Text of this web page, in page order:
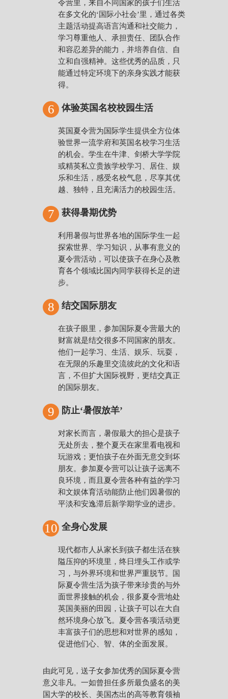
令营里，来自不同国家的孩子们生活
在多文化的‘国际小社会’里，通过各类
主题活动提高语言沟通和社交能力，
学习尊重他人、承担责任、团队合作
和容忍差异的能力，并培养自信、自
立和自强精神。这些优秀的品质，只
能通过特定环境下的亲身实践才能获
得。
6 体验英国名校校园生活
英国夏令营为国际学生提供全方位体
验世界一流学府和英国名校学习生活
的机会。学生在牛津、剑桥大学学院
或精英私立贵族学校学习、居住、娱
乐和生活，感受名校气息，尽享其优
越、独特，且充满活力的校园生活。
7 获得暑期优势
利用暑假与世界各地的国际学生一起
探索世界、学习知识，从事有意义的
夏令营活动，可以使孩子在身心及教
育各个领域比国内同学获得长足的进
步。
8 结交国际朋友
在孩子眼里，参加国际夏令营最大的
财富就是结交很多不同国家的朋友。
他们一起学习、生活、娱乐、玩耍，
在无限的乐趣里交流彼此的文化和语
言，不但扩大国际视野，更结交真正
的国际朋友。
9 防止‘暑假放羊’
对家长而言，暑假最大的担心是孩子
无处所去，整个夏天在家里看电视和
玩游戏；更怕孩子在外面无意交到坏
朋友。参加夏令营可以让孩子远离不
良环境，而且夏令营各种有益的学习
和文娱体育活动能防止他们因暑假的
平淡和安逸滞后新学期学业的进步。
10 全身心发展
现代都市人从家长到孩子都生活在狭
隘压抑的环境里，终日埋头工作或学
习，与外界环境和世界严重脱节。国
际夏令营生活为孩子带来珍贵的与外
面世界接触的机会，很多夏令营地处
英国美丽的田园，让孩子可以在大自
然环境身心放飞。夏令营各项活动更
丰富孩子们的思想和对世界的感知，
促进他们心、智、体的全面发展。
由此可见，送子女参加优秀的国际夏令营
意义非凡。一如曾担任多所最负盛名的美
国大学的校长、美国杰出的高等教育领袖